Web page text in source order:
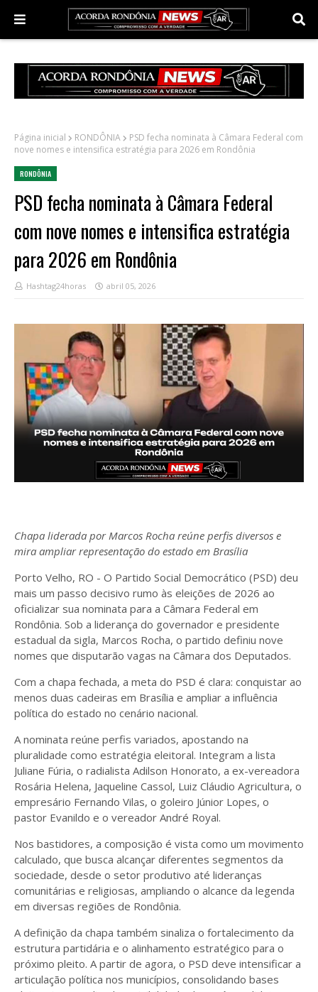
Página inicial RONDÔNIA
PSD fecha nominata à Câmara Federal com
nove nomes e intensifica estratégia para 2026 em Rondônia
RONDÔNIA
PSD fecha nominata à Câmara Federal
com nove nomes e intensifica estratégia
para 2026 em Rondônia
Hashtag24horas abril 05, 2026
Chapa liderada por Marcos Rocha reúne perfis diversos e
mira ampliar representação do estado em Brasília
Porto Velho, RO - O Partido Social Democrático (PSD) deu
mais um passo decisivo rumo às eleições de 2026 ao
oficializar sua nominata para a Câmara Federal em
Rondônia. Sob a liderança do governador e presidente
estadual da sigla, Marcos Rocha, o partido definiu nove
nomes que disputarão vagas na Câmara dos Deputados.
Com a chapa fechada, a meta do PSD é clara: conquistar ao
menos duas cadeiras em Brasília e ampliar a influência
política do estado no cenário nacional.
A nominata reúne perfis variados, apostando na
pluralidade como estratégia eleitoral. Integram a lista
Juliane Fúria, o radialista Adilson Honorato, a ex-vereadora
Rosária Helena, Jaqueline Cassol, Luiz Cláudio Agricultura, o
empresário Fernando Vilas, o goleiro Júnior Lopes, o
pastor Evanildo e o vereador André Royal.
Nos bastidores, a composição é vista como um movimento
calculado, que busca alcançar diferentes segmentos da
sociedade, desde o setor produtivo até lideranças
comunitárias e religiosas, ampliando o alcance da legenda
em diversas regiões de Rondônia.
A definição da chapa também sinaliza o fortalecimento da
estrutura partidária e o alinhamento estratégico para o
próximo pleito. A partir de agora, o PSD deve intensificar a
articulação política nos municípios, consolidando bases